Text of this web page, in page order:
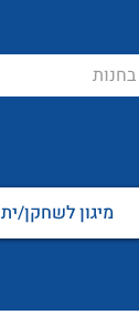
מיגון לשחקן/ית